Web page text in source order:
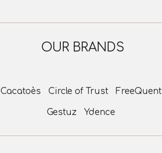
OUR BRANDS
Cacatoès Circle of Trust FreeQuent
Gestuz Ydence